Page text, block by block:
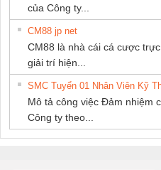
của Công ty...
CM88 jp net
CM88 là nhà cái cá cược
giải trí hiện...
SMC Tuyển 01 Nhân Viên Kỹ
Mô tả công việc Đảm nhiệm
Công ty theo...